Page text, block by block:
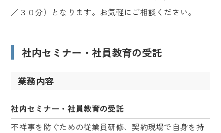
／３０分）となります。お気軽にご相談ください。
社内セミナー・社員教育の受託
業務内容
社内セミナー・社員教育の受託
不祥事を防ぐための従業員研修、契約現場で自身を持